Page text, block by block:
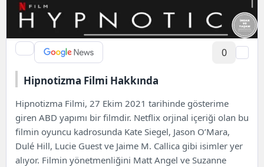
0
Hipnotizma Filmi Hakkında
Hipnotizma Filmi, 27 Ekim 2021 tarihinde gösterime
giren ABD yapımı bir filmdir. Netflix orjinal içeriği olan bu
filmin oyuncu kadrosunda Kate Siegel, Jason O’Mara,
Dulé Hill, Lucie Guest ve Jaime M. Callica gibi isimler yer
alıyor. Filmin yönetmenliğini Matt Angel ve Suzanne